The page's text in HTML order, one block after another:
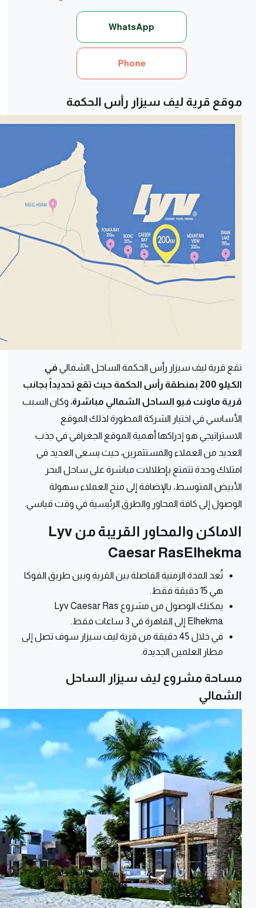
WhatsApp
Phone
موقع قرية ليف سيزار رأس الحكمة
تقع قرية ليف سيزار رأس الحكمة الساحل الشمالي في
الكيلو 200 بمنطقة رأس الحكمة حيث تقع تحديداً بجانب
قرية ماونت فيو الساحل الشمالي مباشرة، وكان السبب
الأساسي في اختيار الشركة المطورة لذلك الموقع
الاستراتيجي هو إدراكها أهمية الموقع الجغرافي في جذب
العديد من العملاء والمستثمرين، حيث يسعى العديد في
امتلاك وحدة تتمتع بإطلالات مباشرة على ساحل البحر
الأبيض المتوسط، بالإضافة إلى منح العملاء سهولة
الوصول إلى كافة المحاور والطرق الرئيسية في وقت قياسي.
الاماكن والمحاور القريبة من Lyv
Caesar RasElhekma
تُعد المدة الزمنية الفاصلة بين القرية وبين طريق الفوكا
هي 15 دقيقة فقط.
يمكنك الوصول من مشروع Lyv Caesar Ras
Elhekma إلى القاهرة في 3 ساعات فقط.
في خلال 45 دقيقة من قرية ليف سيزار سوف تصل إلى
مطار العلمين الجديدة.
مساحة مشروع ليف سيزار الساحل
الشمالي